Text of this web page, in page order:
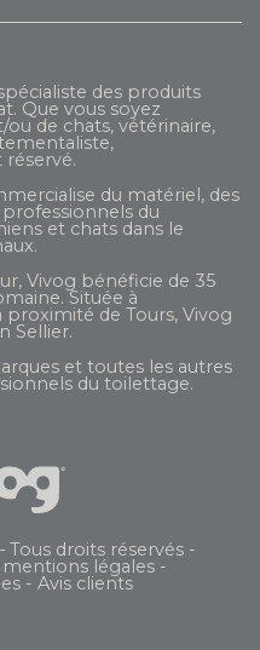
des produits
Que vous soyez
de chats, vétérinaire,
réservé.
du matériel, des
du
et chats dans le
Vivog bénéficie de 35
Située à
proximité de Tours, Vivog
Sellier.
et toutes les autres
du toilettage.
Tous droits réservés -
mentions légales-
- Avis clients